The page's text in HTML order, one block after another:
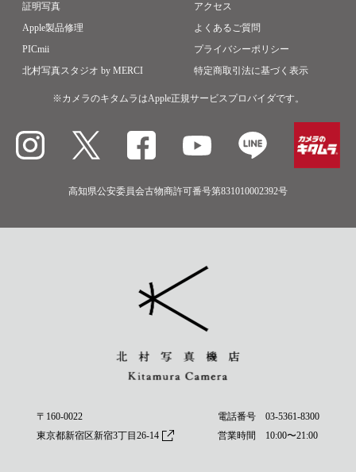
証明写真
Apple製品修理
PICmii
北村写真スタジオ by MERCI
アクセス
よくあるご質問
プライバシーポリシー
特定商取引法に基づく表示
※カメラのキタムラはApple正規サービスプロバイダです。
高知県公安委員会古物商許可番号第831010002392号
〒160-0022
東京都新宿区新宿3丁目26-14
電話番号 03-5361-8300
営業時間 10:00〜21:00